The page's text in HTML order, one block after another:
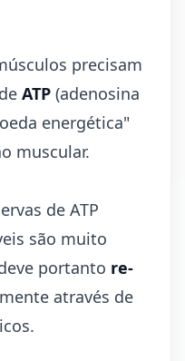
precisam
ATP (adenosina
energética"
muscular.
de ATP
são muito
portanto re-
através de